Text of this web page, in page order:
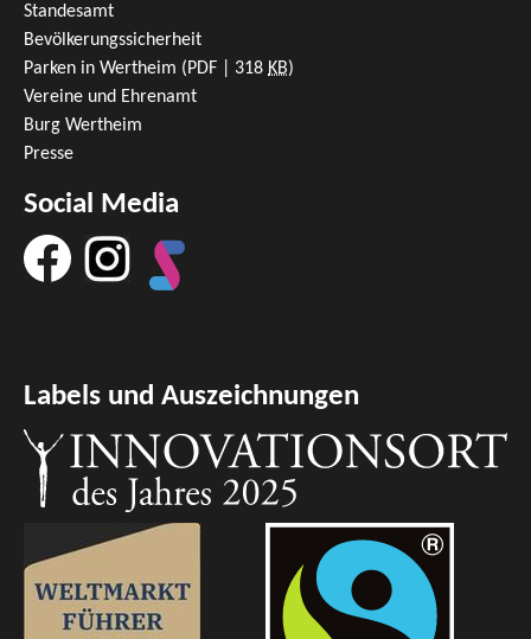
Standesamt
Bevölkerungssicherheit
Parken in Wertheim (PDF | 318 KB)
Vereine und Ehrenamt
Burg Wertheim
Presse
Social Media
Labels und Auszeichnungen